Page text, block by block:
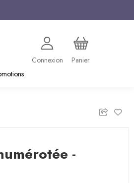
Connexion
Panier
-